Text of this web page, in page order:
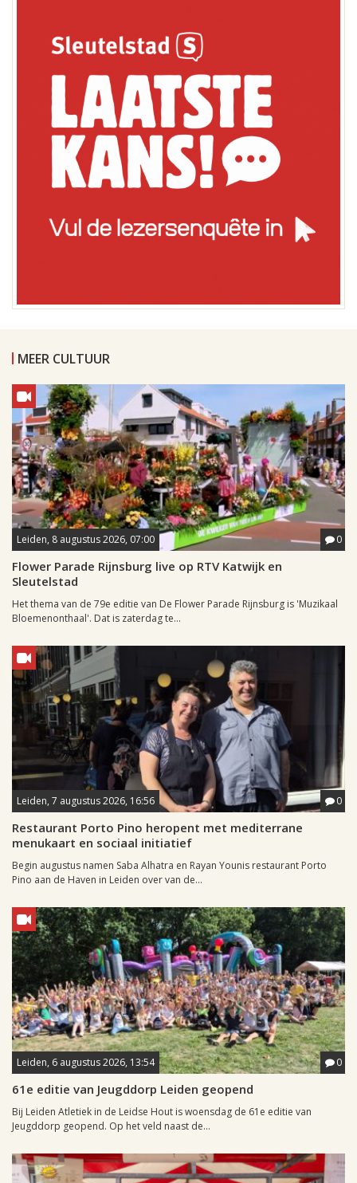
MEER CULTUUR
Leiden, 8 augustus 2026, 07:00 0
Flower Parade Rijnsburg live op RTV Katwijk en
Sleutelstad
Het thema van de 79e editie van De Flower Parade Rijnsburg is 'Muzikaal
Bloemenonthaal'. Dat is zaterdag te...
Leiden, 7 augustus 2026, 16:56 0
Restaurant Porto Pino heropent met mediterrane
menukaart en sociaal initiatief
Begin augustus namen Saba Alhatra en Rayan Younis restaurant Porto
Pino aan de Haven in Leiden over van de...
Leiden, 6 augustus 2026, 13:54 0
61e editie van Jeugddorp Leiden geopend
Bij Leiden Atletiek in de Leidse Hout is woensdag de 61e editie van
Jeugddorp geopend. Op het veld naast de...